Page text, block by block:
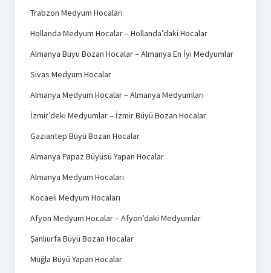
Trabzon Medyum Hocaları
Hollanda Medyum Hocalar – Hollanda’daki Hocalar
Almanya Büyü Bozan Hocalar – Almanya En İyi Medyumlar
Sivas Medyum Hocalar
Almanya Medyum Hocalar – Almanya Medyumları
İzmir’deki Medyumlar – İzmir Büyü Bozan Hocalar
Gaziantep Büyü Bozan Hocalar
Almanya Papaz Büyüsü Yapan Hocalar
Almanya Medyum Hocaları
Kocaeli Medyum Hocaları
Afyon Medyum Hocalar – Afyon’daki Medyumlar
Şanlıurfa Büyü Bozan Hocalar
Muğla Büyü Yapan Hocalar